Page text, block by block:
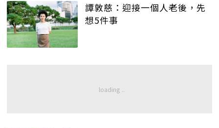
譚敦慈：迎接一個人老後，先
想5件事